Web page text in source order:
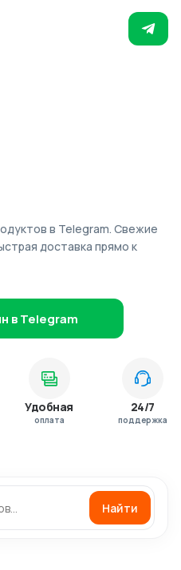
в Telegram. Свежие
доставка прямо к
в Telegram
Удобная
оплата
24/7
поддержка
Найти